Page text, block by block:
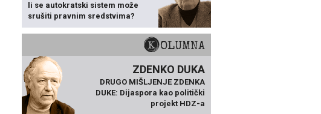
li se autokratski sistem može
srušiti pravnim sredstvima?
KOLUMNA
ZDENKO DUKA
DRUGO MIŠLJENJE ZDENKA
DUKE: Dijaspora kao politički
projekt HDZ-a